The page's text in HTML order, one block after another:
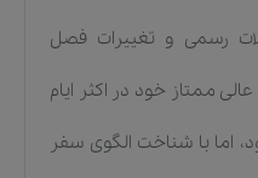
رسمی و تغییرات فصل
ممتاز خود در اکثر ایام
اما با شناخت الگوی سفر